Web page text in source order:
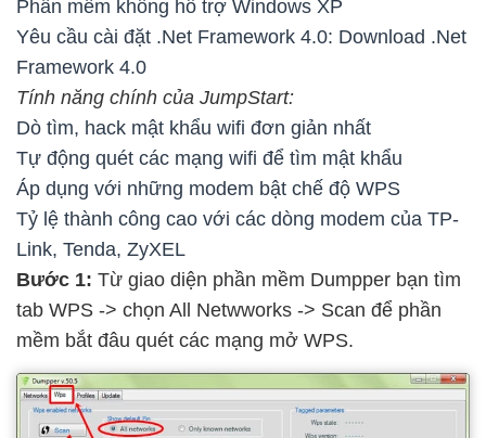
Phần mềm không hỗ trợ Windows XP
Yêu cầu cài đặt .Net Framework 4.0: Download .Net
Framework 4.0
Tính năng chính của JumpStart:
Dò tìm, hack mật khẩu wifi đơn giản nhất
Tự động quét các mạng wifi để tìm mật khẩu
Áp dụng với những modem bật chế độ WPS
Tỷ lệ thành công cao với các dòng modem của TP-
Link, Tenda, ZyXEL
Bước 1: Từ giao diện phần mềm Dumpper bạn tìm
tab WPS -> chọn All Netwworks -> Scan để phần
mềm bắt đâu quét các mạng mở WPS.